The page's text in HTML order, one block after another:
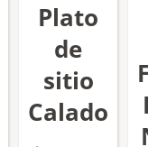
Plato
de
sitio
Calado